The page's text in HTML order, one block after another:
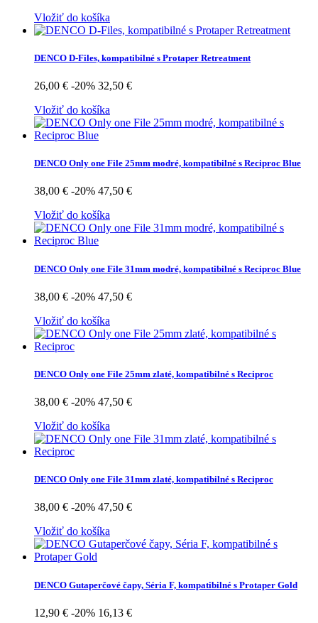
Vložiť do košíka
DENCO D-Files, kompatibilné s Protaper Retreatment
26,00 € -20% 32,50 €
Vložiť do košíka
DENCO Only one File 25mm modré, kompatibilné s Reciproc Blue
38,00 € -20% 47,50 €
Vložiť do košíka
DENCO Only one File 31mm modré, kompatibilné s Reciproc Blue
38,00 € -20% 47,50 €
Vložiť do košíka
DENCO Only one File 25mm zlaté, kompatibilné s Reciproc
38,00 € -20% 47,50 €
Vložiť do košíka
DENCO Only one File 31mm zlaté, kompatibilné s Reciproc
38,00 € -20% 47,50 €
Vložiť do košíka
DENCO Gutaperčové čapy, Séria F, kompatibilné s Protaper Gold
12,90 € -20% 16,13 €